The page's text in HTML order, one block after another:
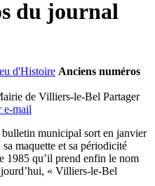
du journal
d'Histoire Anciens numéros
de Villiers-le-Bel Partager
e-mail
municipal sort en janvier
maquette et sa périodicité
1985 qu’il prend enfin le nom
« Villiers-le-Bel